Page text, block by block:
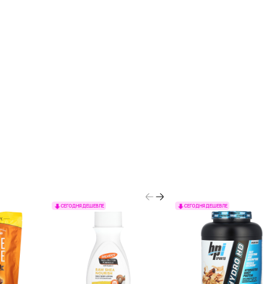
СЕГОДНЯ ДЕШЕВЛЕ СЕГОДНЯ ДЕШЕВЛЕ